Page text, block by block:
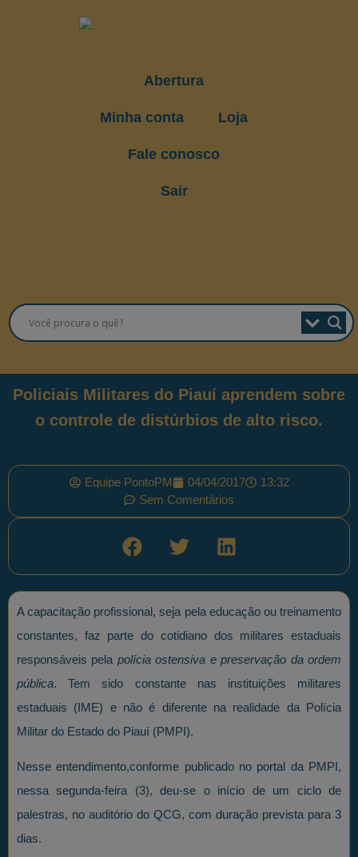
Abertura
Minha conta Loja
Fale conosco
Sair
Policiais Militares do Piauí aprendem sobre
o controle de distúrbios de alto risco.
Equipe PontoPM 04/04/2017
13:32
Sem Comentários
A capacitação profissional, seja pela educação ou treinamento
constantes, faz parte do cotidiano dos militares estaduais
responsáveis pela polícia ostensiva e preservação da ordem
pública. Tem sido constante nas instituições militares
estaduais (IME) e não é diferente na realidade da Polícia
Militar do Estado do Piauí (PMPI).
Nesse entendimento,conforme publicado no portal da PMPI,
nessa segunda-feira (3), deu-se o início de um ciclo de
palestras, no auditório do QCG, com duração prevista para 3
dias.